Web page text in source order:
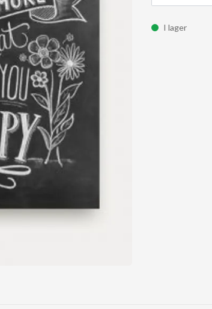
I lager